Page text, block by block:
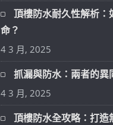
頂樓防水耐久性解析：
命？
4 3 月, 2025
抓漏與防水：兩者的異
4 3 月, 2025
頂樓防水全攻略：打造